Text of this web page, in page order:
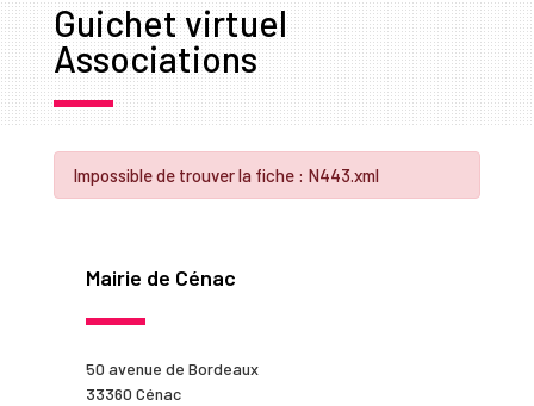
Guichet virtuel
Associations
Impossible de trouver la fiche : N443.xml
Mairie de Cénac
50 avenue de Bordeaux
33360 Cénac